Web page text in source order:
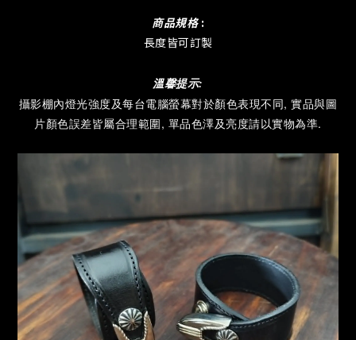
商品規格 :
長度皆可訂製
溫馨提示:
攝影棚內燈光強度及每台電腦螢幕對於顏色表現不同, 實品與圖
片顏色誤差皆屬合理範圍, 單品色澤及亮度請以實物為準.